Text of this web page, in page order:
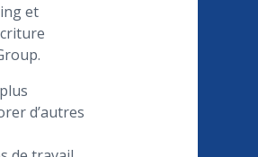
et
d’autres